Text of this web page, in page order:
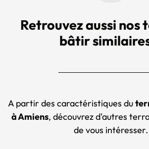
Retrouvez aussi nos
bâtir
A partir des caractéristiques du
à Amiens, découvrez d'autres
de vous intéresser.